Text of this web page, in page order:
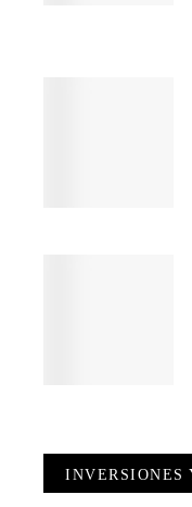
INVERSIONES